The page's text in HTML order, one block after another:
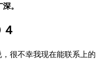
。
４
很不幸我现在能联系上的